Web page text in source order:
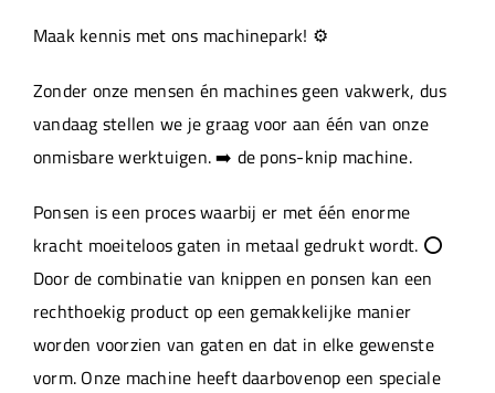
Machinepark
Werken bij
Maak kennis met ons machinepark! ⚙️
Zonder onze mensen én machines geen vakwerk, dus
vandaag stellen we je graag voor aan één van onze
onmisbare werktuigen. ➡️ de pons-knip machine.
Ponsen is een proces waarbij er met één enorme
kracht moeiteloos gaten in metaal gedrukt wordt. ⭕
Door de combinatie van knippen en ponsen kan een
rechthoekig product op een gemakkelijke manier
worden voorzien van gaten en dat in elke gewenste
vorm. Onze machine heeft daarbovenop een speciale